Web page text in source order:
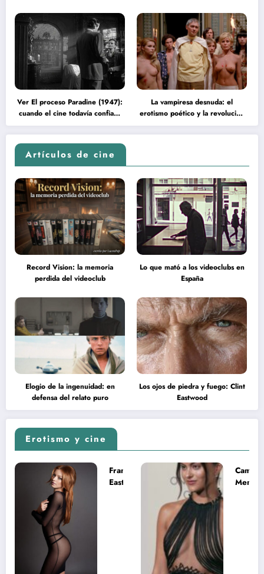
Ver El proceso Paradine (1947):
cuando el cine todavía confiaba
en la inteligencia del espectador
La vampiresa desnuda: el
erotismo poético y la revolución
psicodélica de Jean Rollin
Artículos de cine
Record Vision: la memoria
perdida del videoclub
Lo que mató a los videoclubs en
España
Elogio de la ingenuidad: en
defensa del relato puro
Los ojos de piedra y fuego: Clint
Eastwood
Erotismo y cine
Francesca
Eastwood y
Camila
Mendes